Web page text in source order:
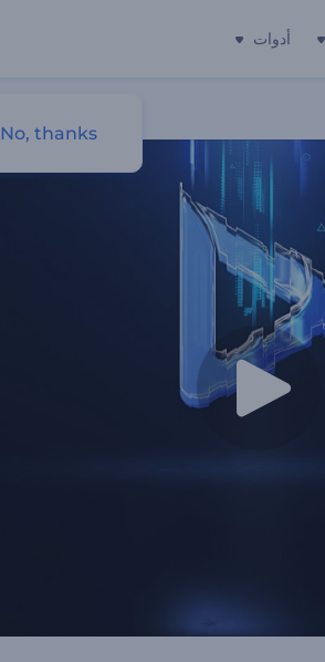
أدوات
No, thanks